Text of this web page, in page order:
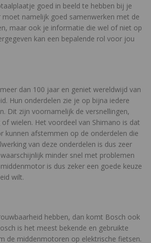
goed in beeld te hebben bij je
namelijk goed samenwerken met de
maar ook je informatie die wel of niet op
kan een bepalende rol voor jou
dan 100 jaar en geniet wereldwijd van
Hun onderdelen zie je op bijna iedere
Dit zijn voornamelijk de versnellingen,
wielen. Het voordeel van Shimano is dat
kunnen afstemmen op de onderdelen die
van deze onderdelen is dus zeer
minder snel met problemen
is dus zeker een goede keuze
wilt.
hebben, dan komt Bosch ook
is het meest bekende en gebruikte
de middenmotoren op elektrische fietsen.